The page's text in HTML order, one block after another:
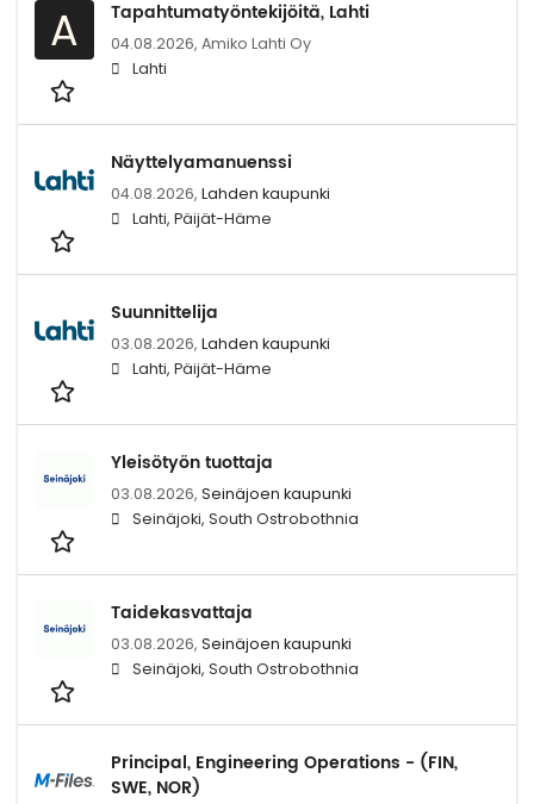
A Tapahtumatyöntekijöitä, Lahti
04.08.2026, Amiko Lahti Oy
Lahti
Näyttelyamanuenssi
04.08.2026, Lahden kaupunki
Lahti, Päijät-Häme
Suunnittelija
03.08.2026, Lahden kaupunki
Lahti, Päijät-Häme
Yleisötyön tuottaja
03.08.2026, Seinäjoen kaupunki
Seinäjoki, South Ostrobothnia
Taidekasvattaja
03.08.2026, Seinäjoen kaupunki
Seinäjoki, South Ostrobothnia
Principal, Engineering Operations - (FIN,
SWE, NOR)